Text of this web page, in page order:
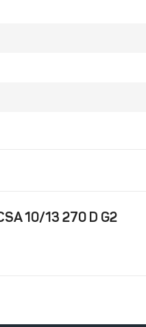
10/13 270 D G2